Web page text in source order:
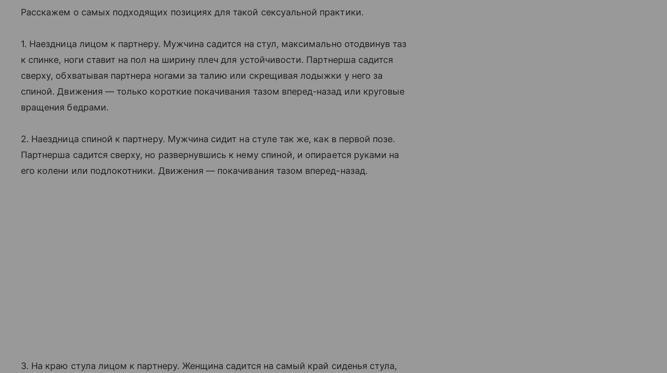
Расскажем о самых подходящих позициях для такой сексуальной практики.
1. Наездница лицом к партнеру. Мужчина садится на стул, максимально отодвинув таз
к спинке, ноги ставит на пол на ширину плеч для устойчивости. Партнерша садится
сверху, обхватывая партнера ногами за талию или скрещивая лодыжки у него за
спиной. Движения — только короткие покачивания тазом вперед-назад или круговые
вращения бедрами.
2. Наездница спиной к партнеру. Мужчина сидит на стуле так же, как в первой позе.
Партнерша садится сверху, но развернувшись к нему спиной, и опирается руками на
его колени или подлокотники. Движения — покачивания тазом вперед-назад.
3. На краю стула лицом к партнеру. Женщина садится на самый край сиденья стула,